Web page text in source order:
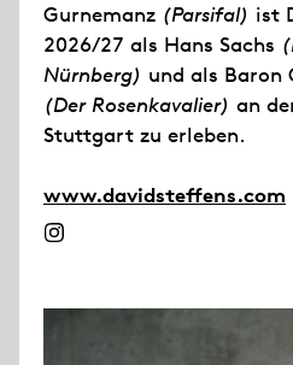
Gurnemanz (Parsifal) ist
2026/27 als Hans Sachs
Nürnberg) und als Baron
(Der Rosenkavalier) an
Stuttgart zu erleben.
www.davidsteffens.com